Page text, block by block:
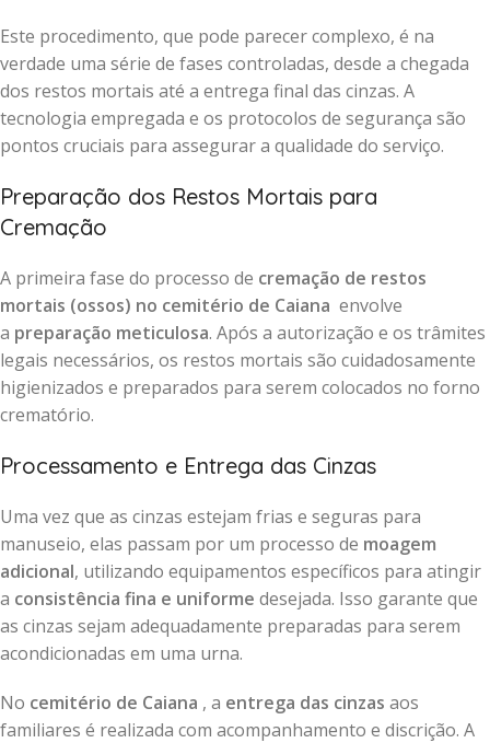
Este procedimento, que pode parecer complexo, é na
verdade uma série de fases controladas, desde a chegada
dos restos mortais até a entrega final das cinzas. A
tecnologia empregada e os protocolos de segurança são
pontos cruciais para assegurar a qualidade do serviço.
Preparação dos Restos Mortais para
Cremação
A primeira fase do processo de cremação de restos
mortais (ossos) no cemitério de Caiana envolve
a preparação meticulosa. Após a autorização e os trâmites
legais necessários, os restos mortais são cuidadosamente
higienizados e preparados para serem colocados no forno
crematório.
Processamento e Entrega das Cinzas
Uma vez que as cinzas estejam frias e seguras para
manuseio, elas passam por um processo de moagem
adicional, utilizando equipamentos específicos para atingir
a consistência fina e uniforme desejada. Isso garante que
as cinzas sejam adequadamente preparadas para serem
acondicionadas em uma urna.
No cemitério de Caiana , a entrega das cinzas aos
familiares é realizada com acompanhamento e discrição. A